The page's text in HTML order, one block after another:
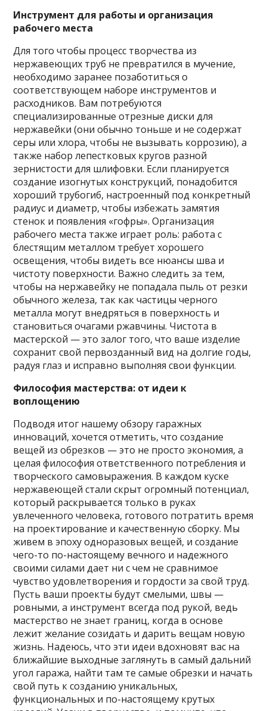
Инструмент для работы и организация
рабочего места
Для того чтобы процесс творчества из
нержавеющих труб не превратился в мучение,
необходимо заранее позаботиться о
соответствующем наборе инструментов и
расходников. Вам потребуются
специализированные отрезные диски для
нержавейки (они обычно тоньше и не содержат
серы или хлора, чтобы не вызывать коррозию), а
также набор лепестковых кругов разной
зернистости для шлифовки. Если планируется
создание изогнутых конструкций, понадобится
хороший трубогиб, настроенный под конкретный
радиус и диаметр, чтобы избежать замятия
стенок и появления «гофры». Организация
рабочего места также играет роль: работа с
блестящим металлом требует хорошего
освещения, чтобы видеть все нюансы шва и
чистоту поверхности. Важно следить за тем,
чтобы на нержавейку не попадала пыль от резки
обычного железа, так как частицы черного
металла могут внедряться в поверхность и
становиться очагами ржавчины. Чистота в
мастерской — это залог того, что ваше изделие
сохранит свой первозданный вид на долгие годы,
радуя глаз и исправно выполняя свои функции.
Философия мастерства: от идеи к
воплощению
Подводя итог нашему обзору гаражных
инноваций, хочется отметить, что создание
вещей из обрезков — это не просто экономия, а
целая философия ответственного потребления и
творческого самовыражения. В каждом куске
нержавеющей стали скрыт огромный потенциал,
который раскрывается только в руках
увлеченного человека, готового потратить время
на проектирование и качественную сборку. Мы
живем в эпоху одноразовых вещей, и создание
чего-то по-настоящему вечного и надежного
своими силами дает ни с чем не сравнимое
чувство удовлетворения и гордости за свой труд.
Пусть ваши проекты будут смелыми, швы —
ровными, а инструмент всегда под рукой, ведь
мастерство не знает границ, когда в основе
лежит желание созидать и дарить вещам новую
жизнь. Надеюсь, что эти идеи вдохновят вас на
ближайшие выходные заглянуть в самый дальний
угол гаража, найти там те самые обрезки и начать
свой путь к созданию уникальных,
функциональных и по-настоящему крутых